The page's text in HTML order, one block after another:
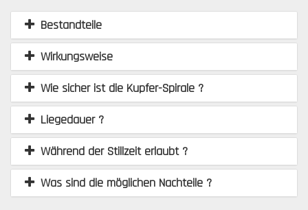
Bestandteile
Wirkungsweise
Wie sicher ist die Kupfer-Spirale ?
Liegedauer ?
Während der Stillzeit erlaubt ?
Was sind die möglichen Nachteile ?